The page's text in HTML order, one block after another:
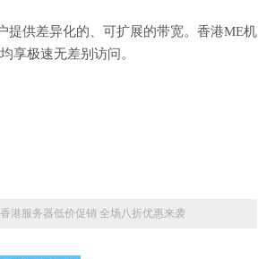
提供差异化的、可扩展的带宽。香港ME机
享极速无差别访问。
香港服务器低价促销 全场八折优惠来袭